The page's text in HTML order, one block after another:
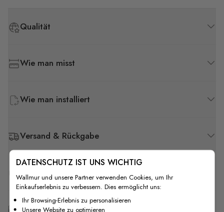
Qualität
Wie man misst
Wie man installiert
Versand & Rückgabe
F.A.Q
Kostenlose Anpassung
DATENSCHUTZ IST UNS WICHTIG
Wallmur und unsere Partner verwenden Cookies, um Ihr
Einkaufserlebnis zu verbessern. Dies ermöglicht uns:
Ihr Browsing-Erlebnis zu personalisieren
Unsere Website zu optimieren